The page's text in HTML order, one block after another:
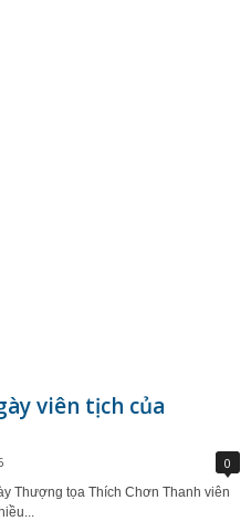
viên tịch của
0
Thượng tọa Thích Chơn Thanh viên